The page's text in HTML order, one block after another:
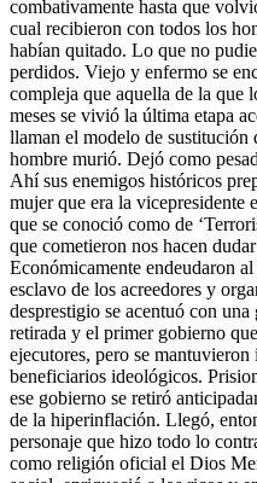
combativamente hasta que
cual recibieron con todos los
habían quitado. Lo que no
perdidos. Viejo y enfermo se
compleja que aquella de la que
meses se vivió la última etapa
llaman el modelo de sustitución
hombre murió. Dejó como
Ahí sus enemigos históricos
mujer que era la vicepresidente
que se conoció como de
que cometieron nos hacen
Económicamente endeudaron
esclavo de los acreedores y
desprestigio se acentuó con
retirada y el primer gobierno
ejecutores, pero se
beneficiarios ideológicos.
ese gobierno se retiró
de la hiperinflación. Llegó,
personaje que hizo todo lo
como religión oficial el Dios